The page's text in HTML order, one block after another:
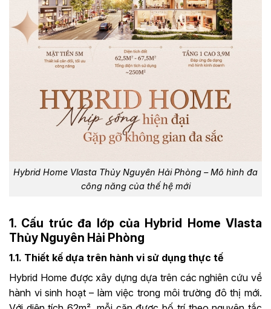
Hybrid Home Vlasta Thủy Nguyên Hải Phòng – Mô hình đa
công năng của thế hệ mới
1. Cấu trúc đa lớp của Hybrid Home Vlasta
Thủy Nguyên Hải Phòng
1.1. Thiết kế dựa trên hành vi sử dụng thực tế
Hybrid Home được xây dựng dựa trên các nghiên cứu về
hành vi sinh hoạt – làm việc trong môi trường đô thị mới.